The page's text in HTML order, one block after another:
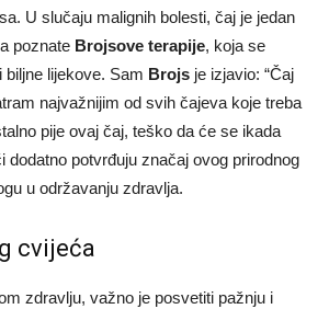
U slučaju malignih bolesti, čaj je jedan
poznate Brojsove terapije, koja se
biljne lijekove. Sam Brojs je izjavio: “Čaj
najvažnijim od svih čajeva koje treba
pije ovaj čaj, teško da će se ikada
dodatno potvrđuju značaj ovog prirodnog
u održavanju zdravlja.
cvijeća
zdravlju, važno je posvetiti pažnju i